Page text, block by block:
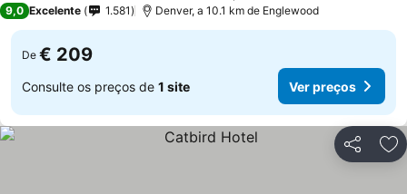
9,0 Excelente 1.581 Denver, a 10.1 km de Englewood
De € 209
Consulte os preços de 1 site Ver preços
Partilhar